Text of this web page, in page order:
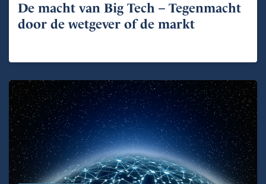
De macht van Big Tech – Tegenmacht
door de wetgever of de markt